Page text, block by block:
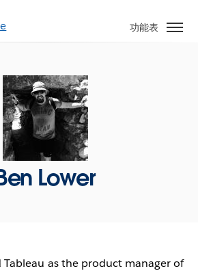
功能表
Lower
Tableau as the product manager of